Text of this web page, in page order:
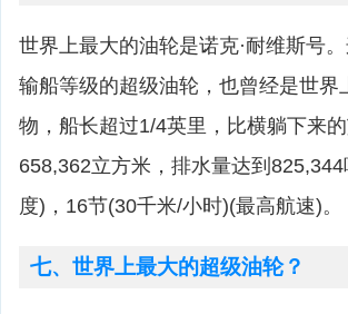
世界上最大的油轮是诺克·耐维斯号
输船等级的超级油轮，也曾经是世
物，船长超过1/4英里，比横躺下来
658,362立方米，排水量达到
度)，16节(30千米/小时)(最高航速)。
七、世界上最大的超级油轮？